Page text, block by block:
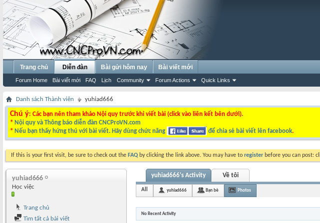
Trang chủ Diễn đàn
Forum Home Bài viết mới FAQ Lịch Community Forum Actions Quick Links
Bài gửi hôm nay Bài viết mới
Danh sách Thành viên yuhiad666
Chú ý: Các bạn nên tham khảo Nội quy trước khi viết bài (click vào liên kết bên dưới).
* Nội quy và Thông báo diễn đàn CNCProVN.com
* Nếu bạn thấy hứng thú với bài viết. Hãy dùng chức năng để chia sẻ bài viết lên facebook.
If this is your first visit, be sure to check out the FAQ by clicking the link above. You may have to register before you can post:
yuhiad666
Học việc
Trang chủ
Tìm tất cả bài viết
yuhiad666's Activity Về tôi
All yuhiad666 Bạn bè Photos
No Recent Activity